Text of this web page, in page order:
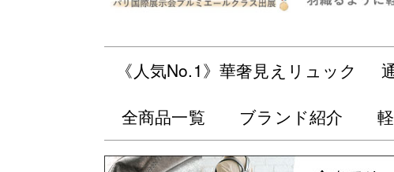
《人気No.1》華奢見えリュック
全商品一覧
ブランド紹介